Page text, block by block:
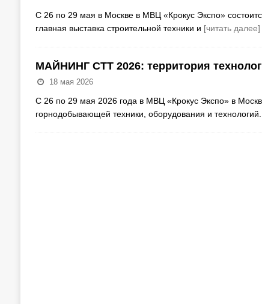
С 26 по 29 мая в Москве в МВЦ «Крокус Экспо»
главная выставка строительной техники и [читать далее]
МАЙНИНГ СТТ 2026: территория
18 мая 2026
С 26 по 29 мая 2026 года в МВЦ «Крокус Экспо» в
горнодобывающей техники, оборудования и технологий.